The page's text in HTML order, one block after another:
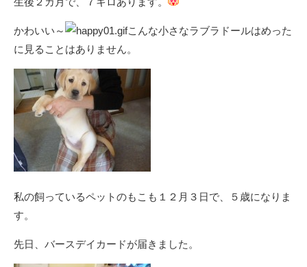
かわいい～
こんな小さなラブラドールはめった
に見ることはありません。
私の飼っているペットのもこも１２月３日で、５歳になりま
す。
先日、バースデイカードが届きました。